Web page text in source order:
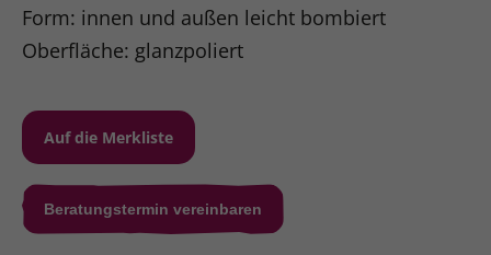
Form: innen und außen leicht bombiert
Oberfläche: glanzpoliert
Beratungstermin vereinbaren